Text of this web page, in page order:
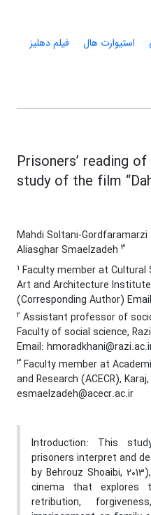
استیوارت هال
فیلم دهلیز
Prisoners’ reading
study of the film
Mahdi Soltani-Gordfaramarzi
Aliasghar Smaelzadeh 3
1 Faculty member at Cultural
Art and Architecture
(Corresponding Author)
2 Assistant professor of
Faculty of social science,
Email:
3 Faculty member at
and Research (ACECR),
esmaelzadeh@acecr.ac.ir
Introduction: This
prisoners interpret and
by Behrouz Shoaibi,
cinema that explores
retribution,